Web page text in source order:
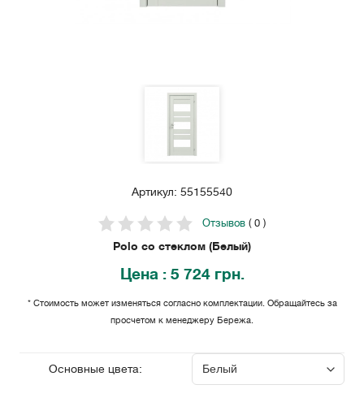
Артикул: 55155540
Отзывов ( 0 )
Polo со стеклом (Белый)
Цена : 5 724 грн.
* Стоимость может изменяться согласно комплектации. Обращайтесь за
просчетом к менеджеру Бережа.
Основные цвета: